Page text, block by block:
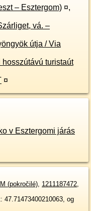
– Esztergom) ¤,
vá. –
útja / Via
hosszútávú turistaút
¤
v Esztergomi járás
(pokročilé), 1211187472,
47.71473400210063, og